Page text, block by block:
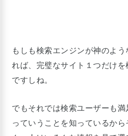
もしも検索エンジンが神のよ
れば、完璧なサイト１つだけ
ですしね。
でもそれでは検索ユーザーも
っていうことを知っているか